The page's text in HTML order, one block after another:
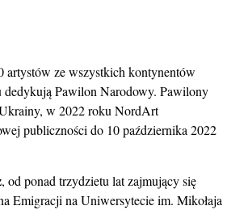
artystów ze wszystkich kontynentów
dedykują Pawilon Narodowy. Pawilony
w 2022 roku NordArt
publiczności do 10 października 2022
, od ponad trzydzietu lat zajmujący się
Emigracji na Uniwersytecie im. Mikołaja